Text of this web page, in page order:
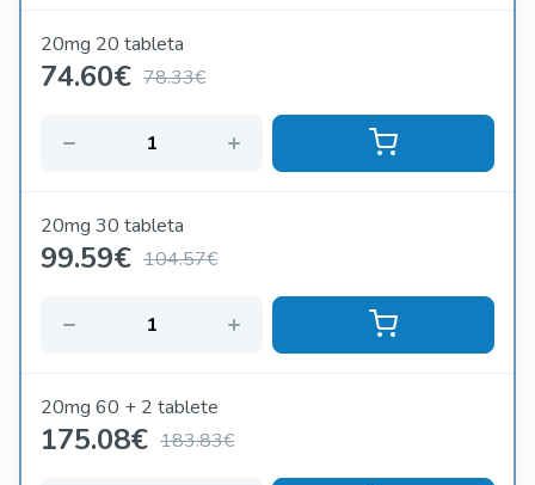
20mg 20 tableta
74.60€ 78.33€
20mg 30 tableta
99.59€ 104.57€
20mg 60 + 2 tablete
175.08€ 183.83€